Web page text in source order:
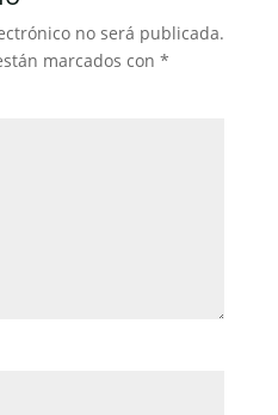
no será publicada.
marcados con *